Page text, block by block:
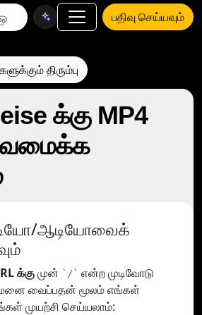
பதிவு செய்யவும்
திரும்பு
க்கு MP4
ஆடியோவைக்
க்குமுன் `/` என்ற முடிவோடு
வைப்பதன் மூலம் எங்கள்
முயற்சி செய்யலாம்: